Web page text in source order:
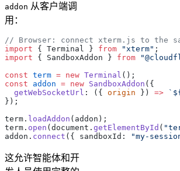
addon 从客户端调
用：
// Browser: connect xterm.js to the
import { Terminal } from "xterm" ;
import { SandboxAddon } from
const term = new Terminal ();
const addon = new SandboxAddon ({
  getWebSocketUrl
: ({ origin }) => `${
});
term. loadAddon (addon);
term. open (document. getElementById (
addon. connect ({ sandboxId: "my-
这允许智能体和开